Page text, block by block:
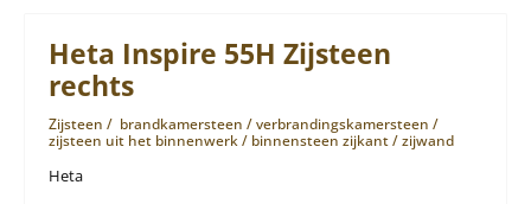
Heta Inspire 55H Zijsteen
rechts
Zijsteen / brandkamersteen / verbrandingskamersteen /
zijsteen uit het binnenwerk / binnensteen zijkant / zijwand
Heta